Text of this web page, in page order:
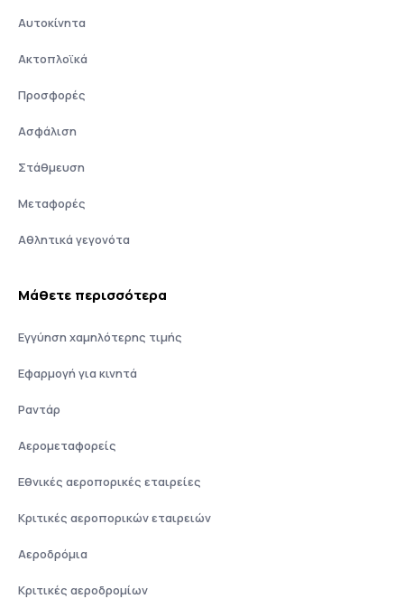
Αυτοκίνητα
Ακτοπλοϊκά
Προσφορές
Ασφάλιση
Στάθμευση
Μεταφορές
Αθλητικά γεγονότα
Μάθετε περισσότερα
Εγγύηση χαμηλότερης τιμής
Εφαρμογή για κινητά
Ραντάρ
Αερομεταφορείς
Εθνικές αεροπορικές εταιρείες
Κριτικές αεροπορικών εταιρειών
Αεροδρόμια
Κριτικές αεροδρομίων